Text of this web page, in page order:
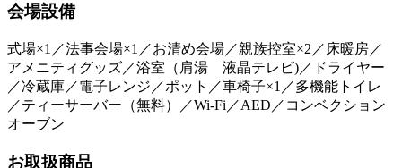
会場設備
式場×1／法事会場×1／お清め会場／親族控室×2／床暖房／
アメニティグッズ／浴室（肩湯 液晶テレビ)／ドライヤー
／冷蔵庫／電子レンジ／ポット／車椅子×1／多機能トイレ
／ティーサーバー（無料）／Wi-Fi／AED／コンベクション
オーブン
お取扱商品